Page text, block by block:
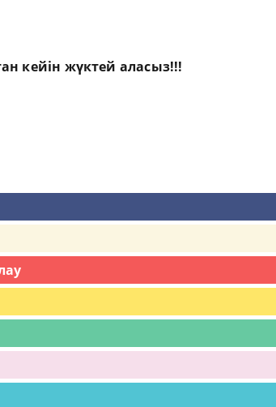
кейін жүктей аласыз!!!